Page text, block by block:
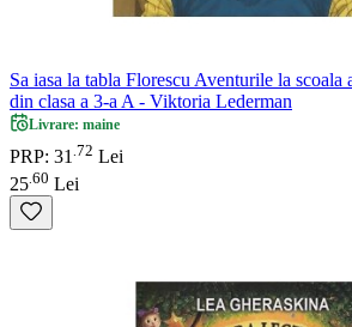
Sa iasa la tabla Florescu Aventurile la
din clasa a 3-a A - Viktoria Lederman
Livrare: maine
PRP: 31 72 Lei
25 60 Lei